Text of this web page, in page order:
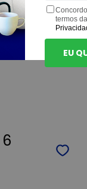
termos
EU